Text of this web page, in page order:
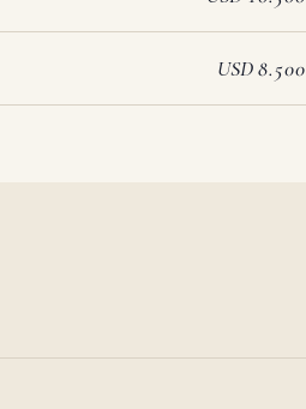
USD 8.500